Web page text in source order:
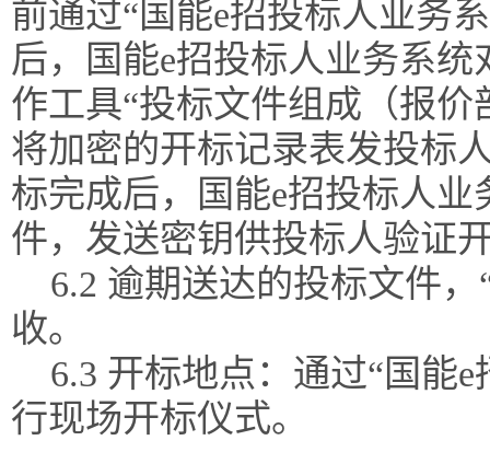
前通过“国能e招投标人业务
后，国能e招投标人业务系
作工具“投标文件组成（报
将加密的开标记录表发投标
标完成后，国能e招投标人
件，发送密钥供投标人验证
6.2 逾期送达的投标文件
收。
6.3 开标地点：通过“国能
行现场开标仪式。